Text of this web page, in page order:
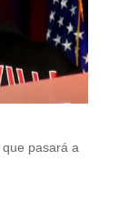
pasará a